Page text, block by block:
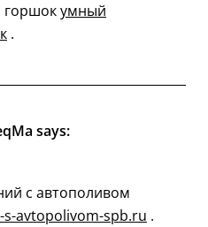
умный
.
says:
с автополивом
avtopolivom-spb.ru .